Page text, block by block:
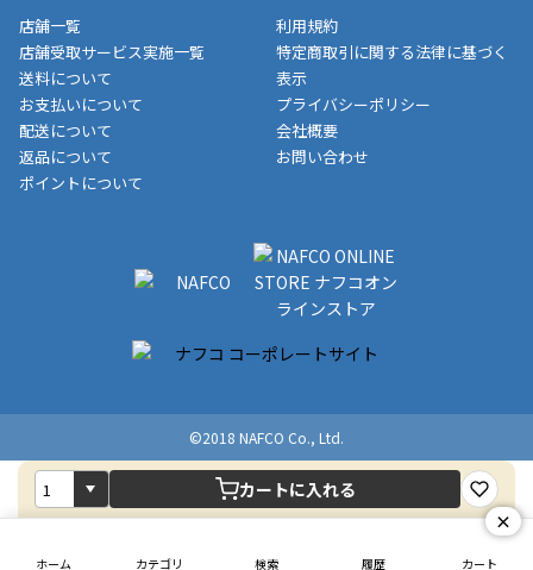
ホーム カテゴリ 検索 履歴 カート
カートに入れる
■商品によっては一部決済方法が使用できない場合がございま
す。
メーカー直送品など一部商品については、その他商品との購入に
制限がかかる場合がございます。また発送日についても、通常と
異なる場合がございます。対象商品の説明ページをご確認くださ
い。
■店舗受取をご選択いただいた場合
ご注文が確認出来次第、お受取される店舗在庫を使用してご準備
をさせていただきます。店舗に在庫がない場合は店舗よりお取り
いただく場合がございます。店舗準備でのお渡しとなる為、商品
のみの受け渡しとなります。（箱や納品書は付属しておりませ
ん）店舗で準備が出来次第、メールにてご連絡させていただきま
店舗一覧
店舗受取サービス実施一覧
送料について
お支払いについて
配送について
返品について
ポイントについて
利用規約
特定商取引に関する法律に基づく
表示
プライバシーポリシー
会社概要
お問い合わせ
©2018 NAFCO Co., Ltd.
×